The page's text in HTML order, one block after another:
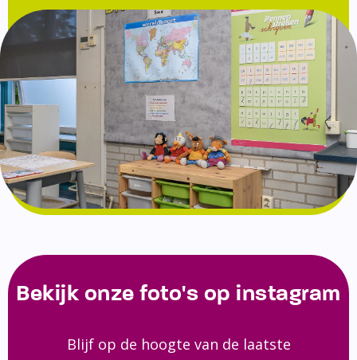
Bekijk onze foto's op instagram
Blijf op de hoogte van de laatste